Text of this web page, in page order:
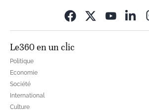
Le360 en un clic
Politique
Economie
Société
International
Culture